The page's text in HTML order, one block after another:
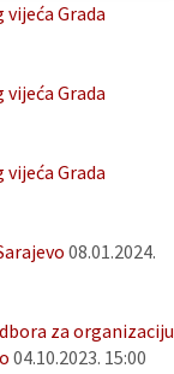
vijeća Grada
vijeća Grada
vijeća Grada
08.01.2024.
za organizaciju
04.10.2023. 15:00